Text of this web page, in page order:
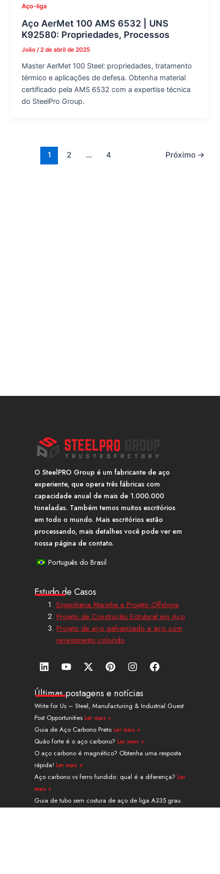
Aço-liga
Aço AerMet 100 AMS 6532 | UNS
K92580: Propriedades, Processos
João /2 de abril de 2025
Master AerMet 100 Steel: propriedades, tratamento
térmico e aplicações de defesa. Obtenha material
certificado pela AMS 6532 com a expertise técnica
do SteelPro Group.
1 2 ... 4 Próximo →
O SteelPRO Group é um fabricante de aço
experiente, que opera três fábricas com
capacidade anual de mais de 1.000.000
toneladas. Também temos muitos escritórios
em todo o mundo. Mais escritórios estão
processando, mais detalhes você pode ver em
nossa página de contato.
Português do Brasil
Estudo de Casos
Engenharia Marinha e Projeto Offshore
Projeto de Construção Estrutural em Aço
Projeto de aço galvanizado e aço com
revestimento colorido
L
i
k
e
d
i
n
Y
o
t
u
b
e
X
-
w
i
t
t
e
r
P
i
t
e
r
e
s
t
I
n
t
a
g
a
m
F
a
b
o
Últimas postagens e notícias
Write for Us – Steel, Manufacturing & Industrial Guest
Post Opportunities Ler mais »
Guia de Aço Carbono Preto Ler mais »
Quão forte é o aço carbono? Ler mais »
O aço carbono é magnético? Obtenha uma resposta
rápida! Ler mais »
Aço carbono vs ferro fundido: qual é a diferença? Ler
mais »
Guia de tubo sem costura de aço de liga A335 grau